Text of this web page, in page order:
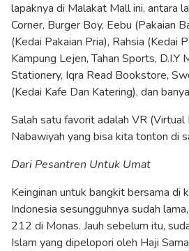
lapaknya di Malakat Mall ini, antara
Corner, Burger Boy, Eebu (Pakaian
(Kedai Pakaian Pria), Rahsia (Kedai
Kampung Lejen, Tahan Sports, D.I.Y
Stationery, Iqra Read Bookstore,
(Kedai Kafe Dan Katering), dan
Salah satu favorit adalah VR (Virtual
Nabawiyah yang bisa kita tonton di
Dari Pesantren Untuk Umat
Keinginan untuk bangkit bersama di
Indonesia sesungguhnya sudah
212 di Monas. Jauh sebelum itu,
Islam yang dipelopori oleh Haji